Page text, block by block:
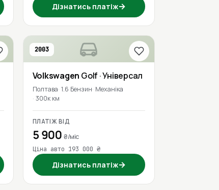
Дізнатись платіж→
2003
Volkswagen Golf · Універсал
Полтава 1.6 Бензин Механіка
300к км
ПЛАТІЖ ВІД
5 900 ₴/міс
Ціна авто 193 000 ₴
Дізнатись платіж→